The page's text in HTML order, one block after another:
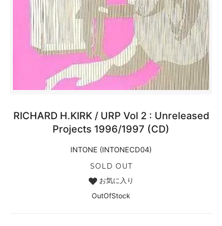
RICHARD H.KIRK / URP Vol 2 : Unreleased
Projects 1996/1997 (CD)
INTONE (INTONECD04)
SOLD OUT
お気に入り
OutOfStock